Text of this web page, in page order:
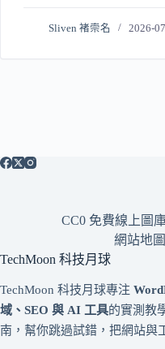
Sliven 褚崇名 2026-
CC0 免費線上圖
網站地圖
TechMoon 科技月球
TechMoon 科技月球專注
域、SEO 與 AI 工具的實測教
南，幫你跳過試錯，把網站與